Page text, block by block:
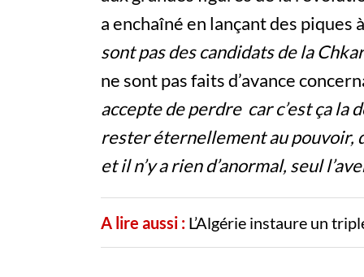
a enchaîné en lançant des piques
sont pas des candidats de la
ne sont pas faits d’avance
accepte de perdre car c’est ça la
rester éternellement au pouvoir,
et il n’y a rien d’anormal, seul
A lire aussi : L’Algérie instaure un